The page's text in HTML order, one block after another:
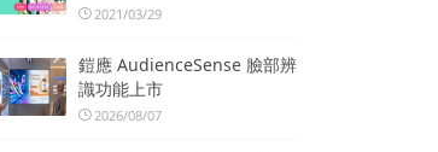
2021/03/29
鎧應 AudienceSense 臉部辨
識功能上市
2026/08/07